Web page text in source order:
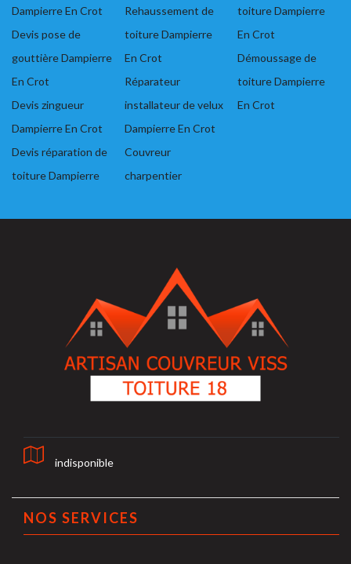
Dampierre En Crot
Devis pose de
gouttière Dampierre
En Crot
Devis zingueur
Dampierre En Crot
Devis réparation de
toiture Dampierre
Rehaussement de
toiture Dampierre
En Crot
Réparateur
installateur de velux
Dampierre En Crot
Couvreur
charpentier
toiture Dampierre
En Crot
Démoussage de
toiture Dampierre
En Crot
indisponible
NOS SERVICES